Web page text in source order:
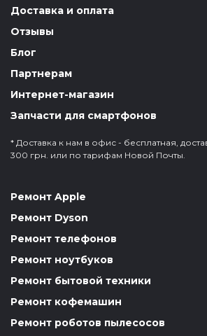
Доставка и оплата
Отзывы
Блог
Партнерам
Интернет-магазин
Запчасти для смартфонов
* Доставка к нам в офис - бесплатная,
300 грн. или по тарифам Новой Почты.
Ремонт Apple
Ремонт Dyson
Ремонт телефонов
Ремонт ноутбуков
Ремонт бытовой техники
Ремонт кофемашин
Ремонт роботов пылесосов